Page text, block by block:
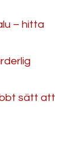
– hitta
sätt att